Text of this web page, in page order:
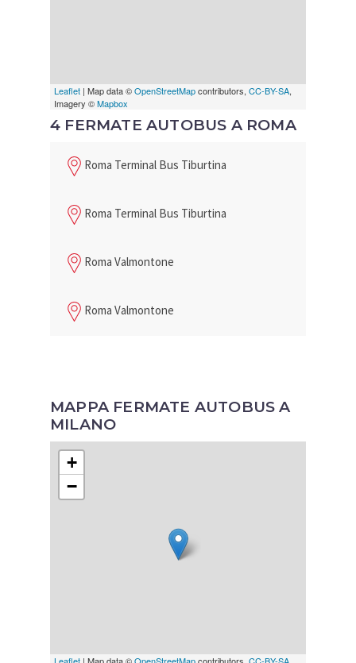
Leaflet | Map data ©OpenStreetMapcontributors, CC-BY-SA,
Imagery ©Mapbox
4 FERMATE AUTOBUS A ROMA
Roma Terminal Bus Tiburtina
Roma Terminal Bus Tiburtina
Roma Valmontone
Roma Valmontone
MAPPA FERMATE AUTOBUS A
MILANO
+
−
Leaflet | Map data ©OpenStreetMapcontributors, CC-BY-SA,